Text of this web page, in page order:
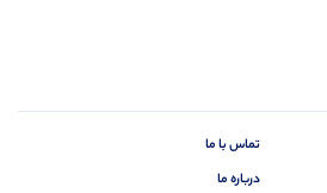
تماس با ما
درباره ما